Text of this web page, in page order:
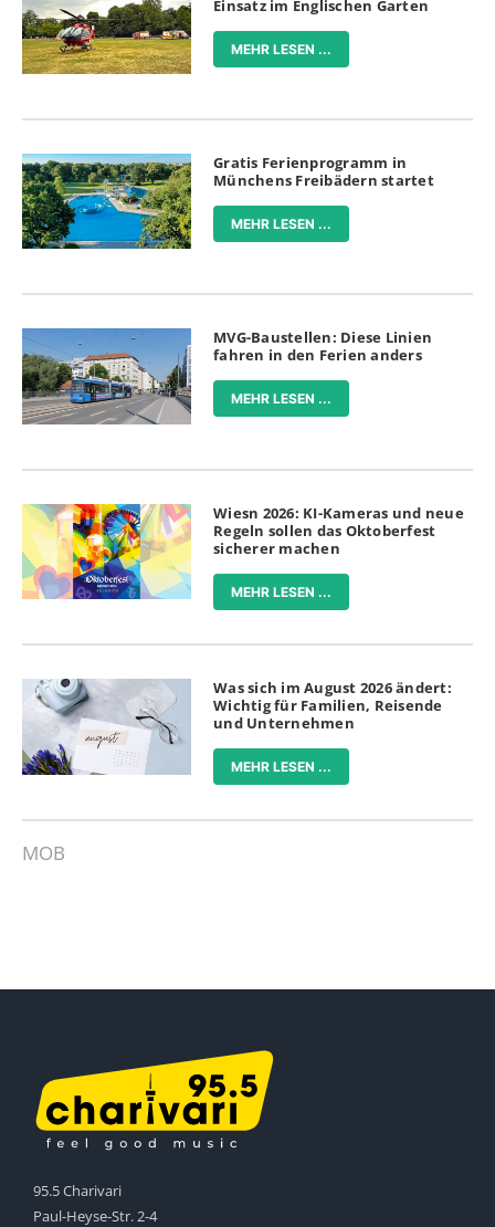
Einsatz im Englischen Garten
MEHR LESEN ...
Gratis Ferienprogramm in
Münchens Freibädern startet
MEHR LESEN ...
MVG-Baustellen: Diese Linien
fahren in den Ferien anders
MEHR LESEN ...
Wiesn 2026: KI-Kameras und neue
Regeln sollen das Oktoberfest
sicherer machen
MEHR LESEN ...
Was sich im August 2026 ändert:
Wichtig für Familien, Reisende
und Unternehmen
MEHR LESEN ...
MOB
95.5 Charivari
Paul-Heyse-Str. 2-4